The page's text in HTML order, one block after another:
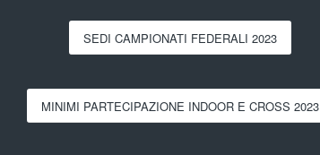
SEDI CAMPIONATI FEDERALI 2023
MINIMI PARTECIPAZIONE INDOOR E CROSS 2023